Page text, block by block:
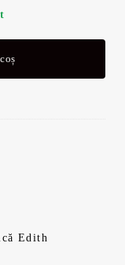
Edith